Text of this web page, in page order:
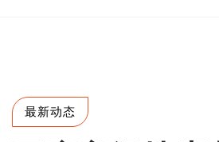
最新动态